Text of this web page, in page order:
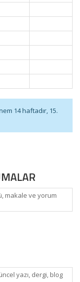
14 haftadır, 15.
makale ve yorum
yazı, dergi, blog